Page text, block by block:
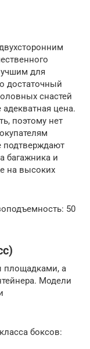
для
достаточный
снастей
адекватная цена.
поэтому нет
подтверждают
багажника и
на высоких
50
площадками, а
Модели
боксов: